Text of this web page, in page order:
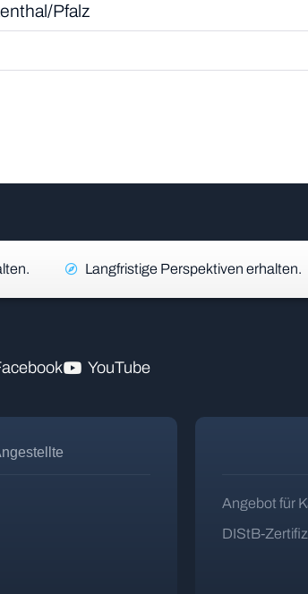
Pfalz
Langfristige Perspektiven erhalten.
YouTube
Angebot für
DIStB-